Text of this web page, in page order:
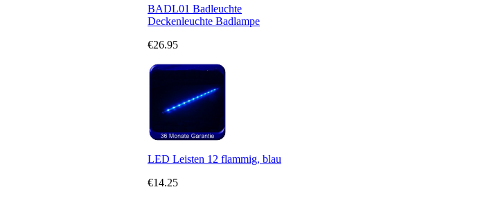
BADL01 Badleuchte
Deckenleuchte Badlampe
€26.95
LED Leisten 12 flammig, blau
€14.25